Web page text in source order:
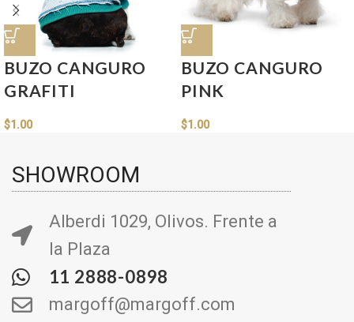
BUZO CANGURO
GRAFITI
$1.00
BUZO CANGURO
PINK
$1.00
SHOWROOM
Alberdi 1029, Olivos. Frente a
la Plaza
11 2888-0898
margoff@margoff.com